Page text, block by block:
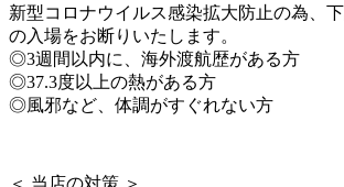
新型コロナウイルス感染拡大防止の為、
の入場をお断りいたします。
◎3週間以内に、海外渡航歴がある方
◎37.3度以上の熱がある方
◎風邪など、体調がすぐれない方
＜ 当店の対策 ＞